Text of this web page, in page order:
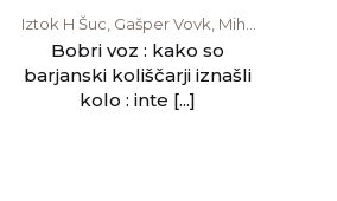
Iztok H Šuc, Gašper Vovk, Miha
Čelar
Bobri voz : kako so
barjanski koliščarji iznašli
kolo : inte [...]